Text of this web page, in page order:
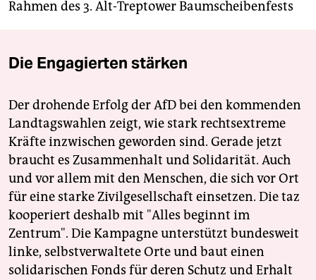
Rahmen des 3. Alt-Treptower Baumscheibenfests
Die Engagierten stärken
Der drohende Erfolg der AfD bei den kommenden
Landtagswahlen zeigt, wie stark rechtsextreme
Kräfte inzwischen geworden sind. Gerade jetzt
braucht es Zusammenhalt und Solidarität. Auch
und vor allem mit den Menschen, die sich vor Ort
für eine starke Zivilgesellschaft einsetzen. Die taz
kooperiert deshalb mit "Alles beginnt im
Zentrum". Die Kampagne unterstützt bundesweit
linke, selbstverwaltete Orte und baut einen
solidarischen Fonds für deren Schutz und Erhalt